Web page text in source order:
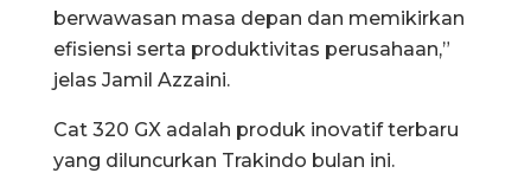
berwawasan masa depan dan memikirkan
efisiensi serta produktivitas perusahaan,”
jelas Jamil Azzaini.
Cat 320 GX adalah produk inovatif terbaru
yang diluncurkan Trakindo bulan ini.